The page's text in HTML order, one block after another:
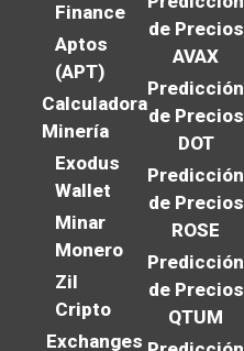
Finance
Aptos
(APT)
Calculadora
Minería
Exodus
Wallet
Minar
Monero
Zil
Cripto
Exchanges
de Precios
AVAX
Predicción
de Precios
DOT
Predicción
de Precios
ROSE
Predicción
de Precios
QTUM